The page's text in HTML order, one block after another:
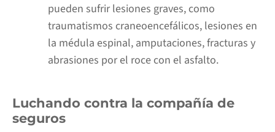
pueden sufrir lesiones graves, como
traumatismos craneoencefálicos, lesiones en
la médula espinal, amputaciones, fracturas y
abrasiones por el roce con el asfalto.
Luchando contra la compañía de
seguros